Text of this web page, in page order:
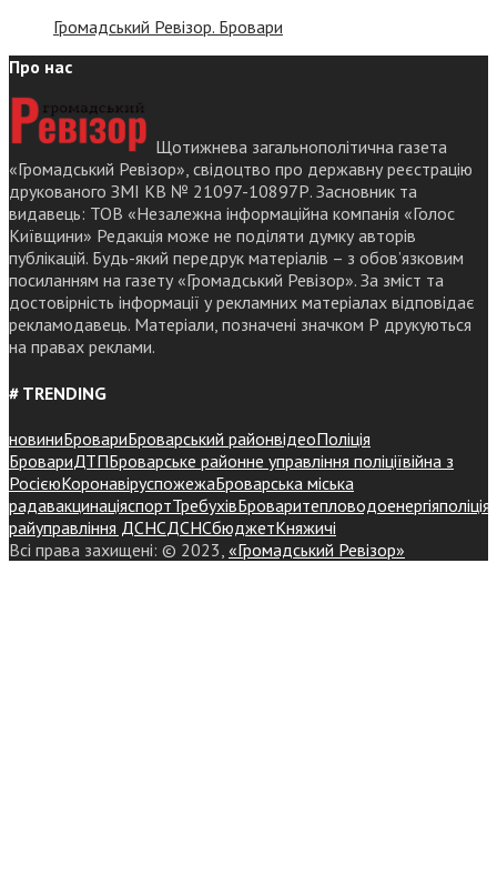
Громадський Ревізор. Бровари
Про нас
Щотижнева загальнополітична газета
«Громадський Ревізор», свідоцтво про державну реєстрацію
друкованого ЗМІ КВ № 21097-10897Р. Засновник та
видавець: ТОВ «Незалежна інформаційна компанія «Голос
Київщини» Редакція може не поділяти думку авторів
публікацій. Будь-який передрук матеріалів – з обов’язковим
посиланням на газету «Громадський Ревізор». За зміст та
достовірність інформації у рекламних матеріалах відповідає
рекламодавець. Матеріали, позначені значком Р друкуються
на правах реклами.
# TRENDING
новиниБровариБроварський районвідеоПоліція
БровариДТПБроварське районне управління поліціївійна з
РосієюКоронавіруспожежаБроварська міська
радавакцинаціяспортТребухівБроваритепловодоенергіяполіція
райуправління ДСНСДСНСбюджетКняжичі
Всі права захищені: © 2023, «Громадський Ревізор»